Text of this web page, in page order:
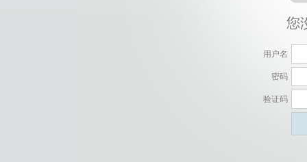
用户名
密码
验证码